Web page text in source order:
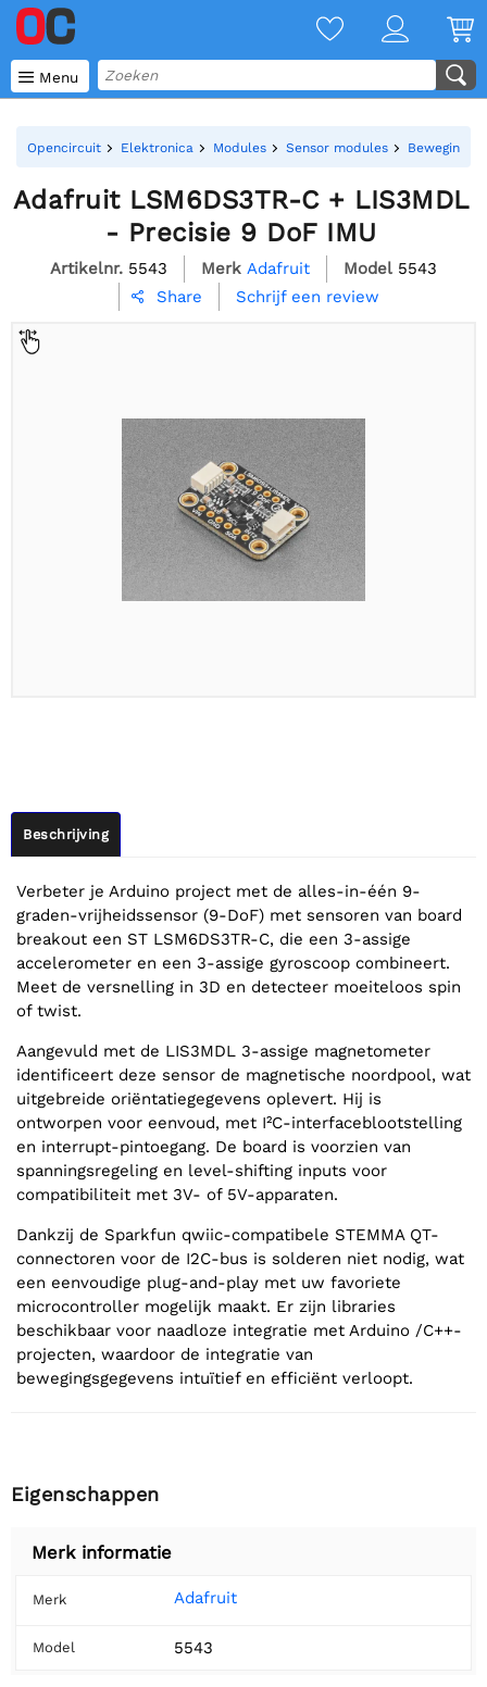
 Menu
Opencircuit Elektronica Modules Sensor modules Bewegings
Adafruit LSM6DS3TR-C + LIS3MDL
- Precisie 9 DoF IMU
Artikelnr. 5543 Merk Adafruit Model 5543
 Share Schrijf een review
Beschrijving
Verbeter je Arduino project met de alles-in-één 9-
graden-vrijheidssensor (9-DoF) met sensoren van board
breakout een ST LSM6DS3TR-C, die een 3-assige
accelerometer en een 3-assige gyroscoop combineert.
Meet de versnelling in 3D en detecteer moeiteloos spin
of twist.
Aangevuld met de LIS3MDL 3-assige magnetometer
identificeert deze sensor de magnetische noordpool, wat
uitgebreide oriëntatiegegevens oplevert. Hij is
ontworpen voor eenvoud, met I²C-interfaceblootstelling
en interrupt-pintoegang. De board is voorzien van
spanningsregeling en level-shifting inputs voor
compatibiliteit met 3V- of 5V-apparaten.
Dankzij de Sparkfun qwiic-compatibele STEMMA QT-
connectoren voor de I2C-bus is solderen niet nodig, wat
een eenvoudige plug-and-play met uw favoriete
microcontroller mogelijk maakt. Er zijn libraries
beschikbaar voor naadloze integratie met Arduino /C++-
projecten, waardoor de integratie van
bewegingsgegevens intuïtief en efficiënt verloopt.
Eigenschappen
Merk informatie
Merk Adafruit
Model 5543